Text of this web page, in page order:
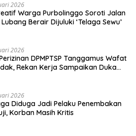
2026
Warga Purbolinggo Soroti Jalan
Berair Dijuluki ‘Telaga Sewu’
2026
DPMPTSP Tanggamus Wafat
Rekan Kerja Sampaikan Duka
2026
Diduga Jadi Pelaku Penembakan
Korban Masih Kritis